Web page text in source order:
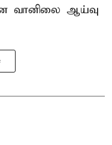
வானிலை ஆய்வு